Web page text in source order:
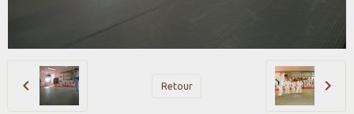
Retour